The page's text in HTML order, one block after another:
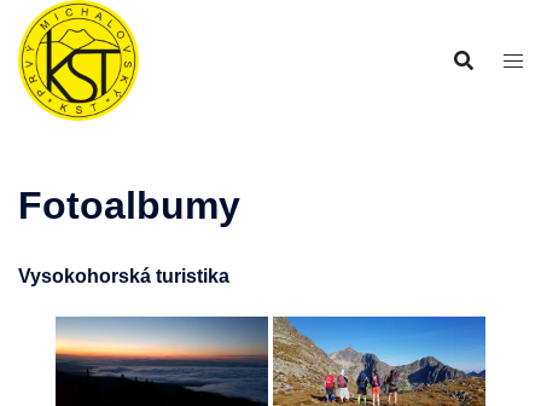
Preskočiť
obsah
Fotoalbumy
Vysokohorská turistika